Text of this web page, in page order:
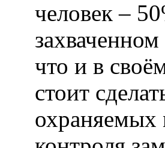
человек –
что и в
стоит
охраняемых